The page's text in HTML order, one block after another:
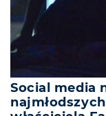
Social media